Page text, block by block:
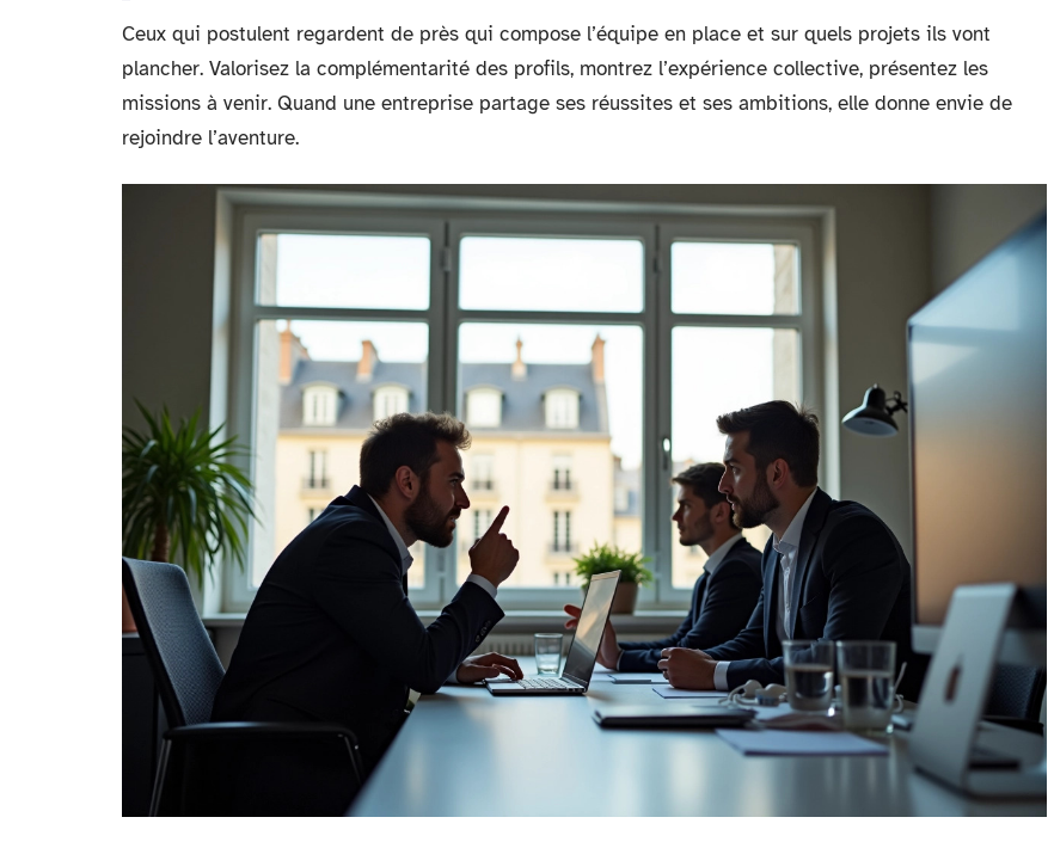
Ceux qui postulent regardent de près qui compose l’équipe en place et sur quels projets ils vont
plancher. Valorisez la complémentarité des profils, montrez l’expérience collective, présentez les
missions à venir. Quand une entreprise partage ses réussites et ses ambitions, elle donne envie de
rejoindre l’aventure.